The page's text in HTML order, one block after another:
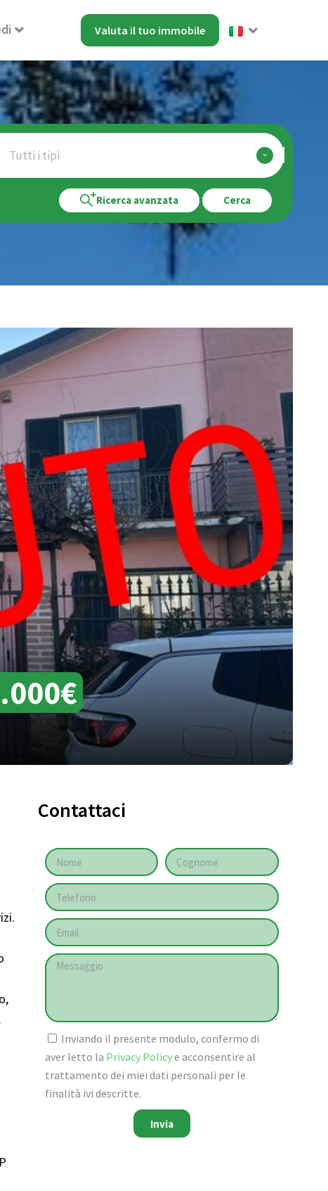
Valuta il tuo immobile
Tutti i tipi
Ricerca avanzata Cerca
Contattaci
Inviando il presente modulo, confermo di
aver letto la Privacy Policye acconsentire al
trattamento dei miei dati personali per le
finalità ivi descritte.
Invia